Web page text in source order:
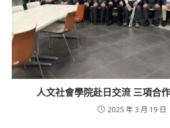
人文社會學院赴日交流 三項合
2025 年 3 月 19 日